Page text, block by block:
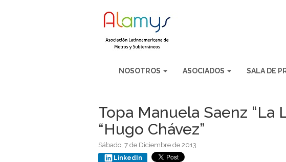
NOSOTROS ASOCIADOS SALA DE
Topa Manuela Saenz
“Hugo Chávez”
Sábado, 7 de Diciembre de 2013
LinkedIn